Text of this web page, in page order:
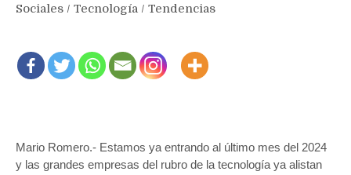
Sociales / Tecnología / Tendencias
Mario Romero.- Estamos ya entrando al último mes del 2024
y las grandes empresas del rubro de la tecnología ya alistan